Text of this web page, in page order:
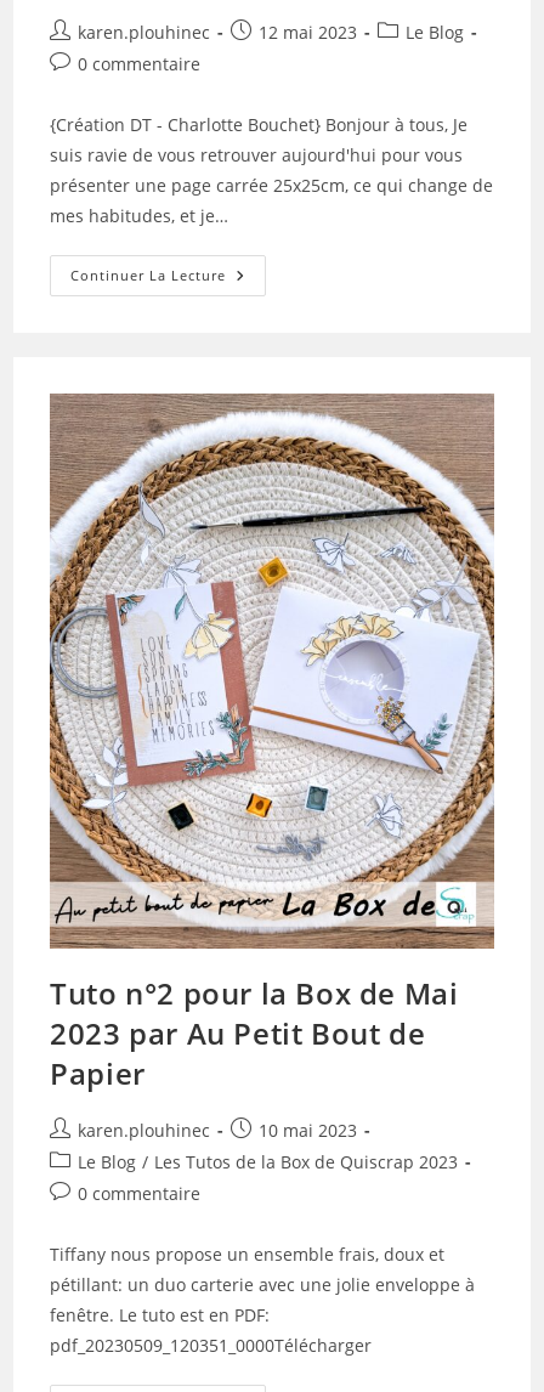
Auteur/autrice
de
karen.plouhinec
Publication
12 mai 2023
PostLe Blog
Commentaires
la
publication :
0 commentaire
{Création DT - Charlotte Bouchet} Bonjour à tous, Je
suis ravie de vous retrouver aujourd'hui pour vous
présenter une page carrée 25x25cm, ce qui change de
mes habitudes, et je…
Continuer La Lecture La
Page
Tuto n°2 pour la Box de Mai
2023 par Au Petit Bout de
Papier
Auteur/autrice
de
la
publication :
karen.plouhinec
Publication
publiée :
10 mai 2023
Post
category:
Le Blog / Les Tutos de la Box de Quiscrap 2023
Commentaires
la
publication :
0 commentaire
Tiffany nous propose un ensemble frais, doux et
pétillant: un duo carterie avec une jolie enveloppe à
fenêtre. Le tuto est en PDF:
pdf_20230509_120351_0000Télécharger